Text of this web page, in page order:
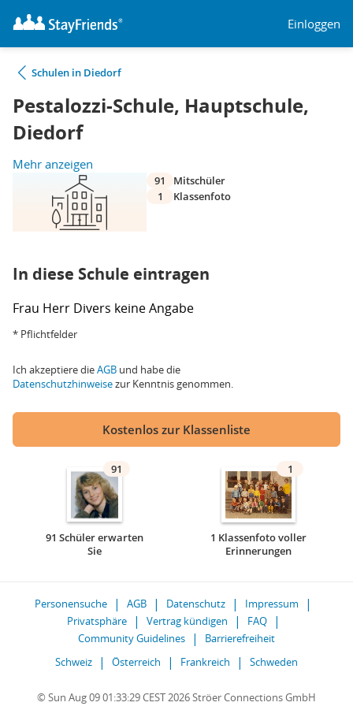
Einloggen
Schulen in Diedorf
Pestalozzi-Schule, Hauptschule,
Diedorf
Mehr anzeigen
91
Mitschüler
1
Klassenfoto
In diese Schule eintragen
Frau Herr Divers keine Angabe
* Pflichtfelder
Ich akzeptiere dieAGB und habe die
Datenschutzhinweisezur Kenntnis genommen.
Kostenlos zur Klassenliste
91
91 Schüler erwarten
Sie
1
1 Klassenfoto voller
Erinnerungen
Personensuche AGB Datenschutz
Impressum
Privatsphäre
Vertrag kündigen
FAQ
Community Guidelines
Barrierefreiheit
Schweiz
Österreich Frankreich Schweden
© Sun Aug 09 01:33:29 CEST 2026 Ströer Connections GmbH